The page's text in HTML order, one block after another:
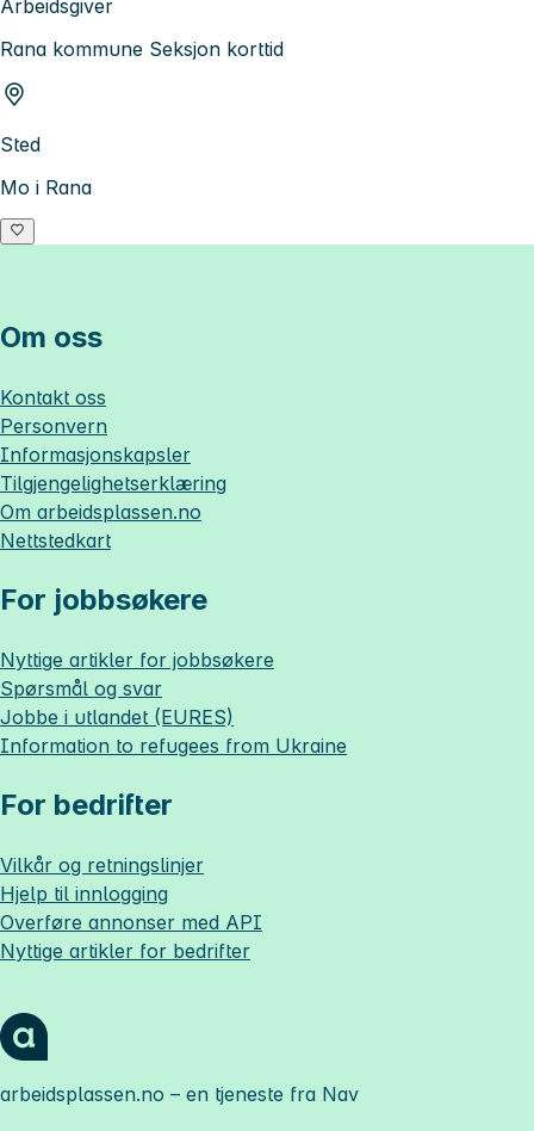
Arbeidsgiver
Rana kommune Seksjon korttid
Sted
Mo i Rana
Om oss
Kontakt oss
Personvern
Informasjonskapsler
Tilgjengelighetserklæring
Om arbeidsplassen.no
Nettstedkart
For jobbsøkere
Nyttige artikler for jobbsøkere
Spørsmål og svar
Jobbe i utlandet (EURES)
Information to refugees from Ukraine
For bedrifter
Vilkår og retningslinjer
Hjelp til innlogging
Overføre annonser med API
Nyttige artikler for bedrifter
arbeidsplassen.no – en tjeneste fra Nav